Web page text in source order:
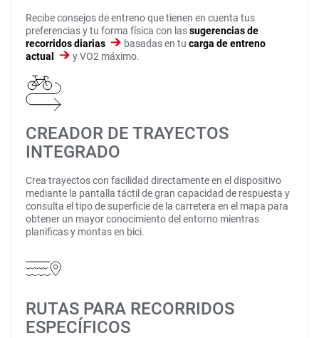
Recibe consejos de entreno que tienen en cuenta tus
preferencias y tu forma física con lassugerencias de
recorridos diarias
basadas en tu carga de entreno
actual
y VO2 máximo.
CREADOR DE TRAYECTOS
INTEGRADO
Crea trayectos con facilidad directamente en el dispositivo
mediante la pantalla táctil de gran capacidad de respuesta y
consulta el tipo de superficie de la carretera en el mapa para
obtener un mayor conocimiento del entorno mientras
planificas y montas en bici.
RUTAS PARA RECORRIDOS
ESPECÍFICOS